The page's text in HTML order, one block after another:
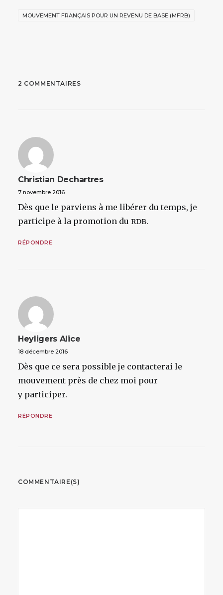
MOUVEMENT FRANÇAIS POUR UN REVENU DE BASE (MFRB)
2 COMMENTAIRES
Christian Dechartres
7 novembre 2016
Dès que le parviens à me libérer du temps, je
participe à la promotion du RDB.
RÉPONDRE
Heyligers Alice
18 décembre 2016
Dès que ce sera possible je contacterai le
mouvement près de chez moi pour
y participer.
RÉPONDRE
COMMENTAIRE(S)